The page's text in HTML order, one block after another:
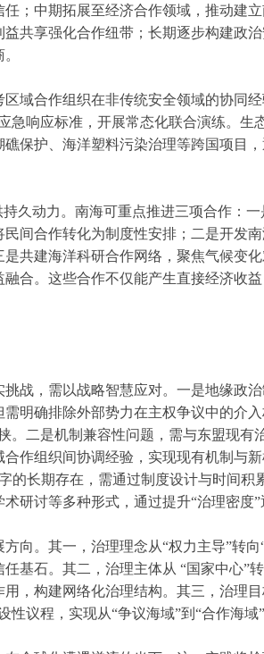
；中期拓展至经济合作领域，推动建
共享强化合作纽带；长期逐步构建政
域合作组织在非传统安全领域的协同
急响应标准，开展常态化联合演练。生
保护、海洋塑料污染治理等跨国项目
久动力。南海可重点推进三项合作：
间合作转化为制度性安排；二是开发
共建海洋科研合作网络，聚焦气候变
合。这些合作不仅能产生直接经济收
战，需以战略智慧应对。一是地缘政
明确排除外部势力在主权争议中的介
。二是机制兼容性问题，需与东盟现有
作组织间协调经验，实现现有机制与
的长期存在，需通过制度设计与时间积
研讨等多种形式，通过提升“治理密度”
向。其一，治理理念从“权力主导”转
基石。其二，治理主体从 “国家中心”
，构建网络化治理结构。其三，治理
议程，实现从“争议海域”到“合作海域”